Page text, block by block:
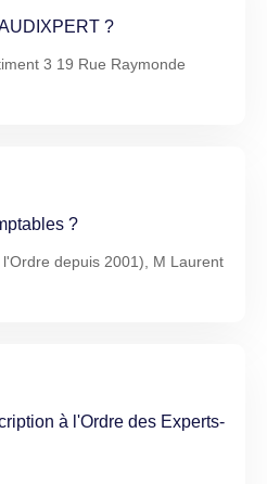
?
3 19 Rue Raymonde
?
depuis 2001), M Laurent
à l'Ordre des Experts-